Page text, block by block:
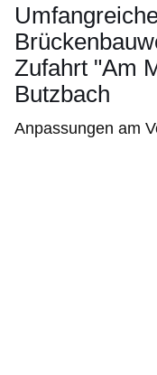
Zufahrt "Am
Butzbach
Anpassungen am